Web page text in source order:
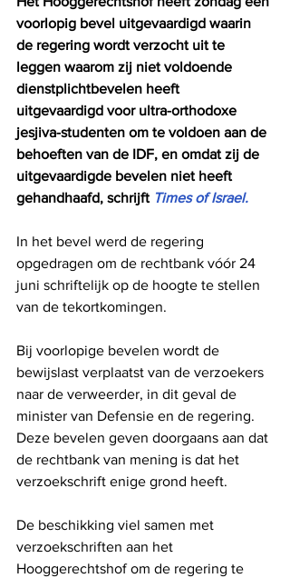
voorlopig bevel uitgevaardigd waarin
de regering wordt verzocht uit te
leggen waarom zij niet voldoende
dienstplichtbevelen heeft
uitgevaardigd voor ultra-orthodoxe
jesjiva-studenten om te voldoen aan de
behoeften van de IDF, en omdat zij de
uitgevaardigde bevelen niet heeft
gehandhaafd, schrijft Times of Israel.
In het bevel werd de regering
opgedragen om de rechtbank vóór 24
juni schriftelijk op de hoogte te stellen
van de tekortkomingen.
Bij voorlopige bevelen wordt de
bewijslast verplaatst van de verzoekers
naar de verweerder, in dit geval de
minister van Defensie en de regering.
Deze bevelen geven doorgaans aan dat
de rechtbank van mening is dat het
verzoekschrift enige grond heeft.
De beschikking viel samen met
verzoekschriften aan het
Hooggerechtshof om de regering te